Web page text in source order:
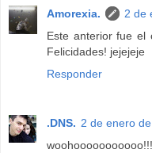
Amorexia.
2 de
Este anterior fue el
Felicidades! jejejeje
Responder
.DNS. 2 de enero
woohooooooooooo!!!